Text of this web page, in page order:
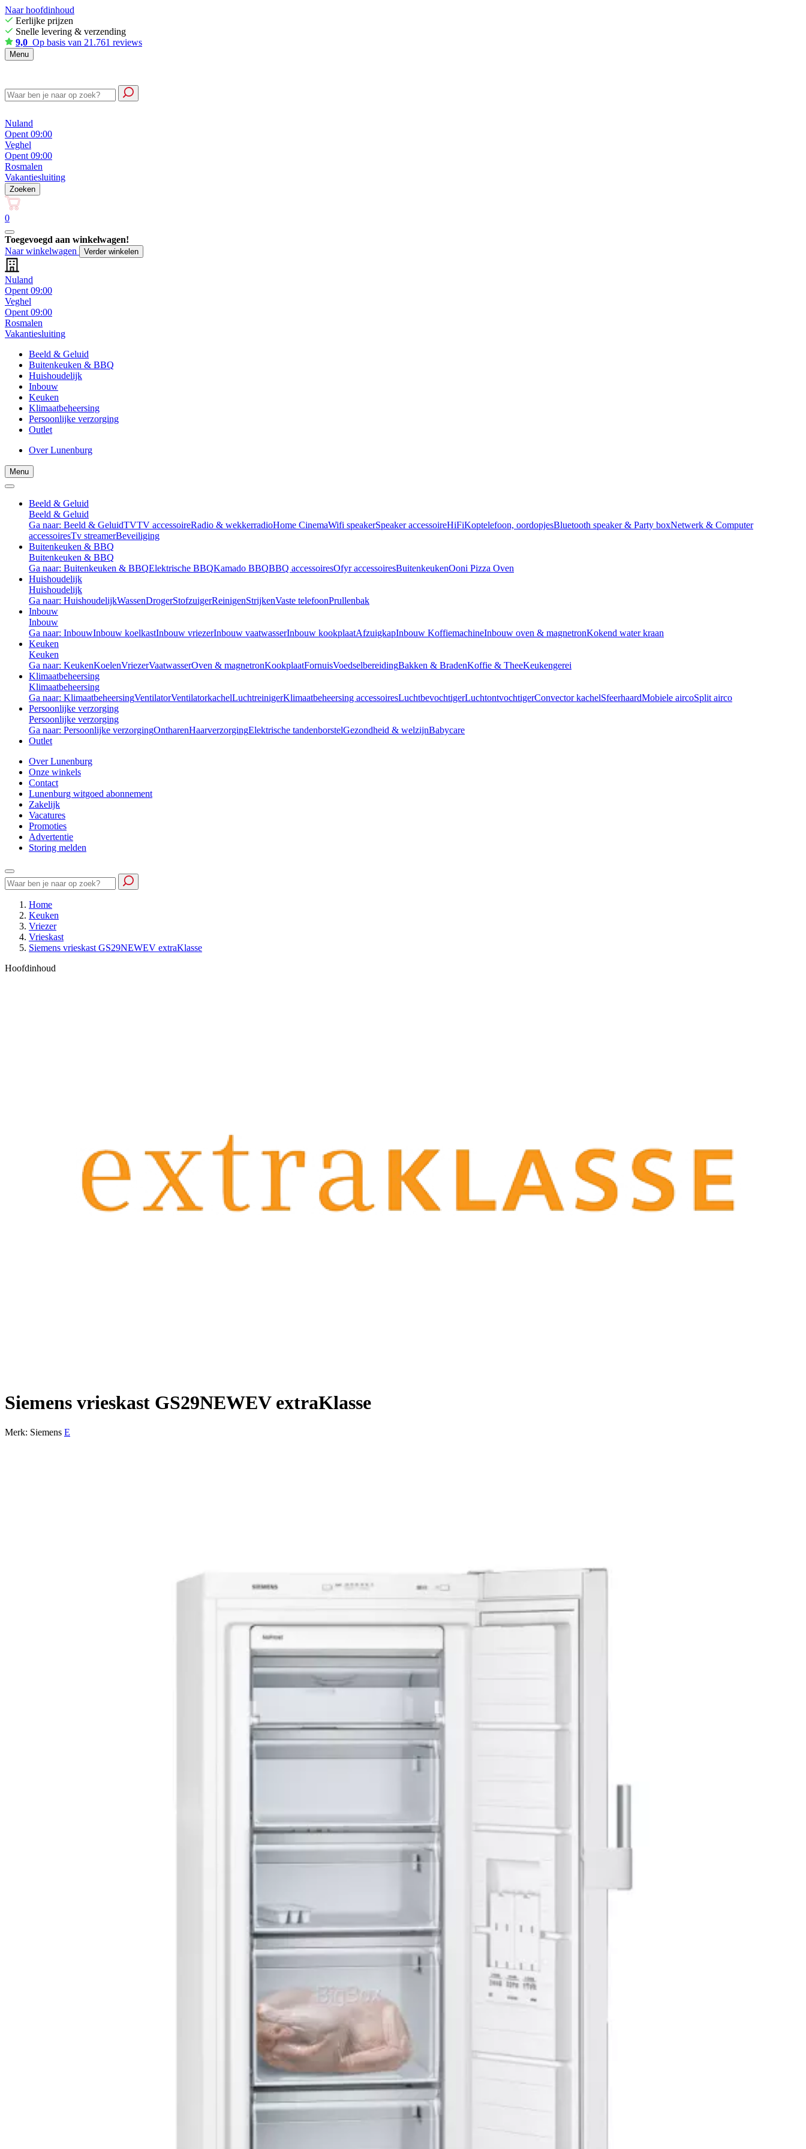
Naar hoofdinhoud
Eerlijke prijzen
Snelle levering & verzending
9,0 Op basis van 21.761 reviews
Menu
Nuland
Opent 09:00
Veghel
Opent 09:00
Rosmalen
Vakantiesluiting
Zoeken
0
Toegevoegd aan winkelwagen!
Naar winkelwagen
Verder winkelen
Nuland
Opent 09:00
Veghel
Opent 09:00
Rosmalen
Vakantiesluiting
Beeld & Geluid
Buitenkeuken & BBQ
Huishoudelijk
Inbouw
Keuken
Klimaatbeheersing
Persoonlijke verzorging
Outlet
Over Lunenburg
Menu
Beeld & Geluid
Beeld & Geluid
Ga naar: Beeld & GeluidTVTV accessoireRadio & wekkerradioHome CinemaWifi speakerSpeaker accessoireHiFiKoptelefoon, oordopjesBluetooth speaker & Party boxNetwerk & Computer
accessoiresTv streamerBeveiliging
Buitenkeuken & BBQ
Buitenkeuken & BBQ
Ga naar: Buitenkeuken & BBQElektrische BBQKamado BBQBBQ accessoiresOfyr accessoiresBuitenkeukenOoni Pizza Oven
Huishoudelijk
Huishoudelijk
Ga naar: HuishoudelijkWassenDrogerStofzuigerReinigenStrijkenVaste telefoonPrullenbak
Inbouw
Inbouw
Ga naar: InbouwInbouw koelkastInbouw vriezerInbouw vaatwasserInbouw kookplaatAfzuigkapInbouw KoffiemachineInbouw oven & magnetronKokend water kraan
Keuken
Keuken
Ga naar: KeukenKoelenVriezerVaatwasserOven & magnetronKookplaatFornuisVoedselbereidingBakken & BradenKoffie & TheeKeukengerei
Klimaatbeheersing
Klimaatbeheersing
Ga naar: KlimaatbeheersingVentilatorVentilatorkachelLuchtreinigerKlimaatbeheersing accessoiresLuchtbevochtigerLuchtontvochtigerConvector kachelSfeerhaardMobiele aircoSplit airco
Persoonlijke verzorging
Persoonlijke verzorging
Ga naar: Persoonlijke verzorgingOntharenHaarverzorgingElektrische tandenborstelGezondheid & welzijnBabycare
Outlet
Over Lunenburg
Onze winkels
Contact
Lunenburg witgoed abonnement
Zakelijk
Vacatures
Promoties
Advertentie
Storing melden
Home
Keuken
Vriezer
Vrieskast
Siemens vrieskast GS29NEWEV extraKlasse
Hoofdinhoud
Siemens vrieskast GS29NEWEV extraKlasse
Merk: Siemens E